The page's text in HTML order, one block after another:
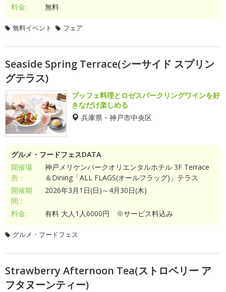
料金: 無料
無料イベント フェア
Seaside Spring Terrace(シーサイド スプリン
グテラス)
ブッフェ料理とロゼスパークリングワインを好
きなだけ楽しめる
兵庫県・神戸市中央区
グルメ・フードフェスDATA
開催場
所：
神戸メリケンパークオリエンタルホテル 3F Terrace
＆Dining「ALL FLAGS(オールフラッグ)」テラス
開催期
間：
2026年3月1日(日)～4月30日(木)
料金: 有料 大人1人6000円 ※サービス料込み
グルメ・フードフェス
Strawberry Afternoon Tea(ストロベリー ア
フタヌーンティー)